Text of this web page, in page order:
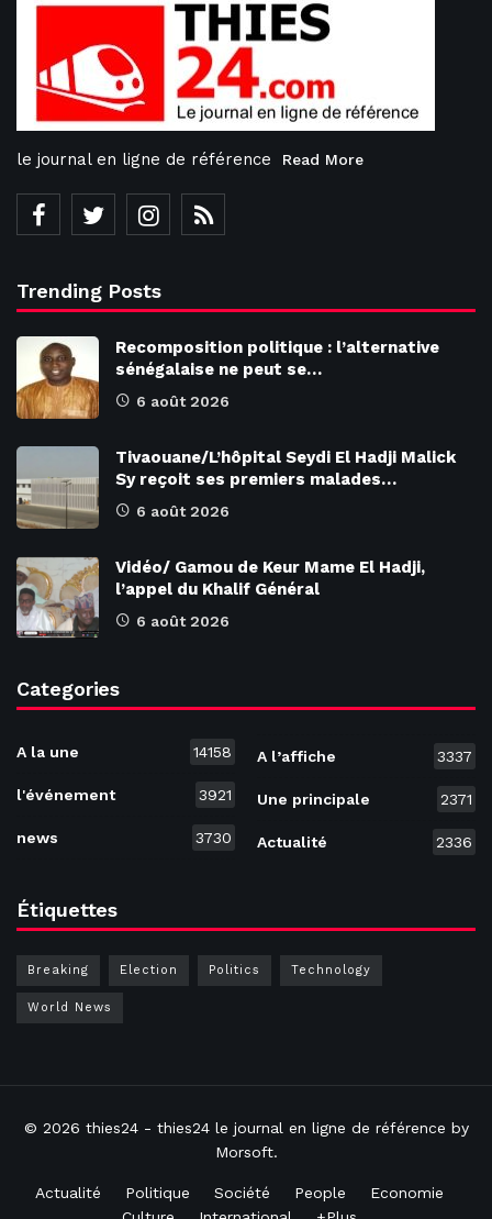
le journal en ligne de référence Read More
Trending Posts
Recomposition politique : l’alternative
sénégalaise ne peut se…
6 août 2026
Tivaouane/L’hôpital Seydi El Hadji Malick
Sy reçoit ses premiers malades…
6 août 2026
Vidéo/ Gamou de Keur Mame El Hadji,
l’appel du Khalif Général
6 août 2026
Categories
A la une 14158
l'événement 3921
news 3730
A l’affiche 3337
Une principale 2371
Actualité 2336
Étiquettes
Breaking Election Politics Technology
World News
© 2026 thies24- thies24 le journal en ligne de référence by
Morsoft.
Actualité Politique Société People
Economie